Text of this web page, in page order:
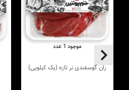
موجود 1 عدد
ران گوسفندی نر تازه (یک کیلویی)